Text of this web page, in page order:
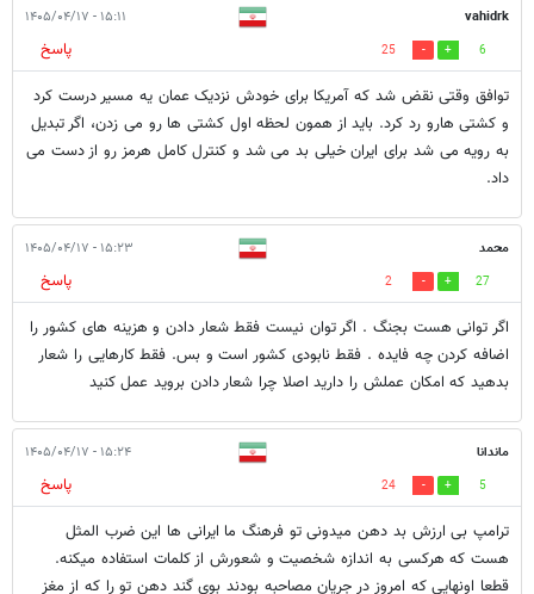
vahidrk ۱۵:۱۱ - ۱۴۰۵/۰۴/۱۷
6
25
پاسخ
توافق وقتی نقض شد که آمریکا برای خودش نزدیک عمان یه مسیر درست کرد
و کشتی هارو رد کرد. باید از همون لحظه اول کشتی ها رو می زدن، اگر تبدیل
به رویه می شد برای ایران خیلی بد می شد و کنترل کامل هرمز رو از دست می
داد.
محمد ۱۵:۲۳ - ۱۴۰۵/۰۴/۱۷
27
2
پاسخ
اگر توانی هست بجنگ . اگر توان نیست فقط شعار دادن و هزینه های کشور را
اضافه کردن چه فایده . فقط نابودی کشور است و بس. فقط کارهایی را شعار
بدهید که امکان عملش را دارید اصلا چرا شعار دادن بروید عمل کنید
ماندانا ۱۵:۲۴ - ۱۴۰۵/۰۴/۱۷
5
24
پاسخ
ترامپ بی ارزش بد دهن میدونی تو فرهنگ ما ایرانی ها این ضرب المثل
هست که هرکسی به اندازه شخصیت و شعورش از کلمات استفاده میکنه.
قطعا اونهایی که امروز در جریان مصاحبه بودند بوی گند دهن تو را که از مغز